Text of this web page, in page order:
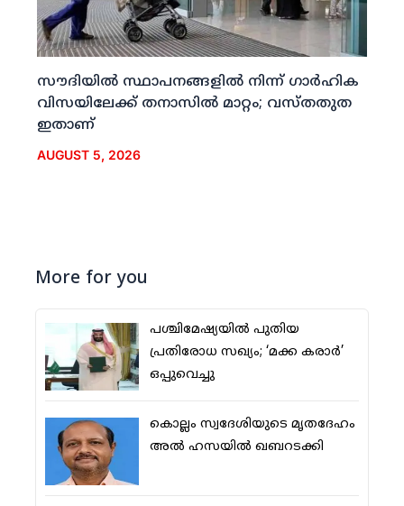
സൗദിയില്‍ സ്ഥാപനങ്ങളില്‍ നിന്ന് ഗാര്‍ഹിക
വിസയിലേക്ക് തനാസില്‍ മാറ്റം; വസ്തതുത
ഇതാണ്
AUGUST 5, 2026
More for you
പശ്ചിമേഷ്യയില്‍ പുതിയ
പ്രതിരോധ സഖ്യം; ‘മക്ക കരാര്‍’
ഒപ്പുവെച്ചു
കൊല്ലം സ്വദേശിയുടെ മൃതദേഹം
അല്‍ ഹസയില്‍ ഖബറടക്കി